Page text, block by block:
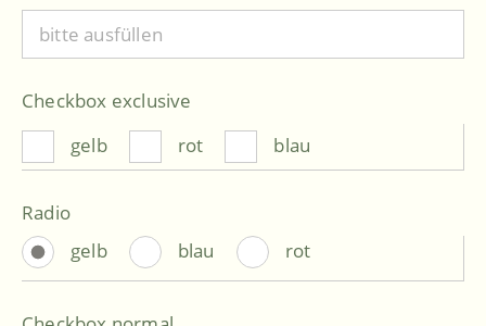
Checkbox exclusive
gelb
rot blau
Radio
gelb
blau rot